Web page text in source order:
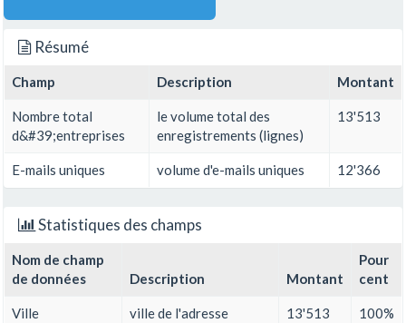
Résumé
Champ Description Montant
Nombre total
d&#39;entreprises
le volume total des
enregistrements (lignes)
13'513
E-mails uniques volume d'e-mails uniques 12'366
Statistiques des champs
Nom de champ
de données
Description Montant
Pour
cent
Ville
ville de l'adresse
13'513 100%